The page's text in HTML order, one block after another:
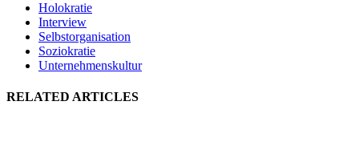
Holokratie
Interview
Selbstorganisation
Soziokratie
Unternehmenskultur
RELATED ARTICLES